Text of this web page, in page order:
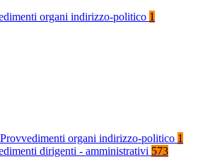
organi indirizzo-politico 1
Provvedimenti organi indirizzo-politico 1
dirigenti - amministrativi 573